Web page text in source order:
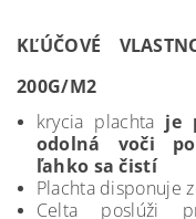
KĽÚČOVÉ
200G/M2
krycia plachta je
odolná voči
ľahko sa čistí
Plachta disponuje
Celta poslúži